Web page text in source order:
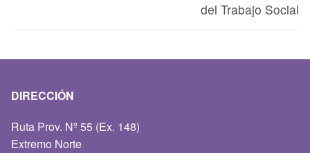
del Trabajo Social
DIRECCIÓN
Ruta Prov. Nº 55 (Ex. 148)
Extremo Norte